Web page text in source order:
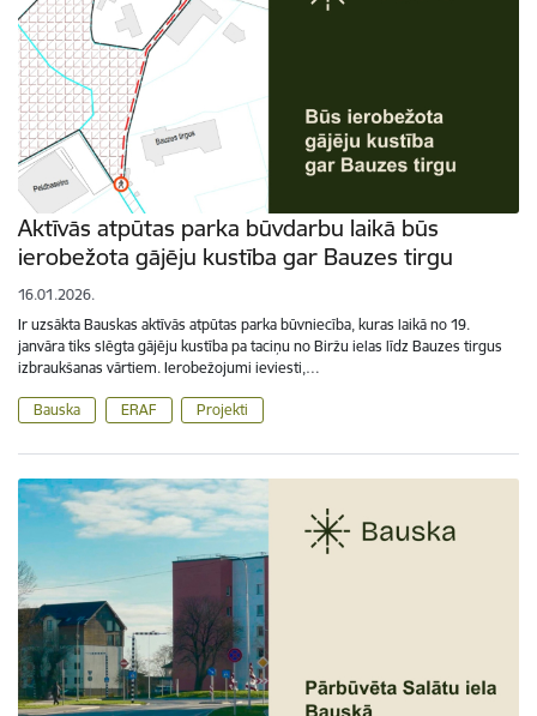
Aktīvās atpūtas parka būvdarbu laikā būs
ierobežota gājēju kustība gar Bauzes tirgu
16.01.2026.
Ir uzsākta Bauskas aktīvās atpūtas parka būvniecība, kuras laikā no 19.
janvāra tiks slēgta gājēju kustība pa taciņu no Biržu ielas līdz Bauzes tirgus
izbraukšanas vārtiem. Ierobežojumi ieviesti,…
Bauska ERAF Projekti